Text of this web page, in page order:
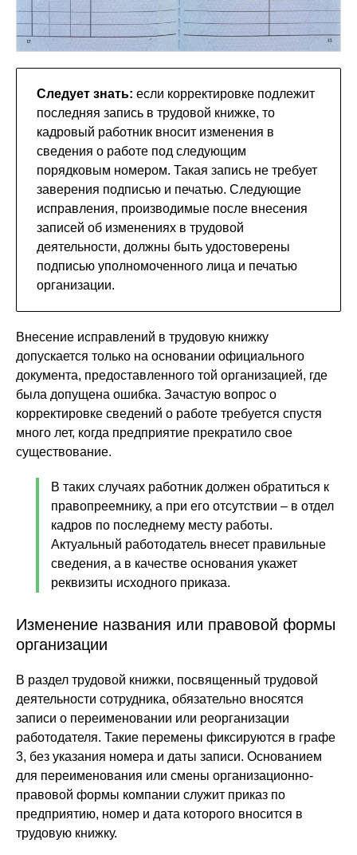
Следует знать: если корректировке подлежит
последняя запись в трудовой книжке, то
кадровый работник вносит изменения в
сведения о работе под следующим
порядковым номером. Такая запись не требует
заверения подписью и печатью. Следующие
исправления, производимые после внесения
записей об изменениях в трудовой
деятельности, должны быть удостоверены
подписью уполномоченного лица и печатью
организации.
Внесение исправлений в трудовую книжку
допускается только на основании официального
документа, предоставленного той организацией, где
была допущена ошибка. Зачастую вопрос о
корректировке сведений о работе требуется спустя
много лет, когда предприятие прекратило свое
существование.
В таких случаях работник должен обратиться к
правопреемнику, а при его отсутствии – в отдел
кадров по последнему месту работы.
Актуальный работодатель внесет правильные
сведения, а в качестве основания укажет
реквизиты исходного приказа.
Изменение названия или правовой формы
организации
В раздел трудовой книжки, посвященный трудовой
деятельности сотрудника, обязательно вносятся
записи о переименовании или реорганизации
работодателя. Такие перемены фиксируются в графе
3, без указания номера и даты записи. Основанием
для переименования или смены организационно-
правовой формы компании служит приказ по
предприятию, номер и дата которого вносится в
трудовую книжку.